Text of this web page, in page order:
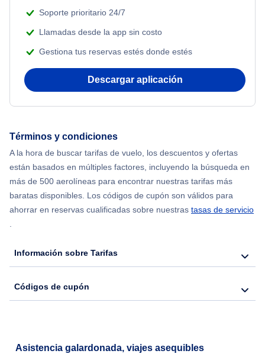
Flights from Nueva York to Mumbai
Flights from Shanghai to Nueva York
Flights from Nueva York to Hong Kong
Flights from Nueva York to Seúl
Soporte prioritario 24/7
Llamadas desde la app sin costo
Gestiona tus reservas estés donde estés
Descargar aplicación
Términos y condiciones
A la hora de buscar tarifas de vuelo, los descuentos y ofertas
están basados en múltiples factores, incluyendo la búsqueda en
más de 500 aerolíneas para encontrar nuestras tarifas más
baratas disponibles. Los códigos de cupón son válidos para
ahorrar en reservas cualificadas sobre nuestras tasas de servicio
.
Información sobre Tarifas
Códigos de cupón
Asistencia galardonada, viajes asequibles